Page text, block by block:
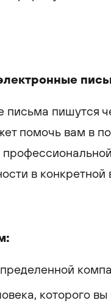
пишутся
помочь вам в
в конкретной
которого вы